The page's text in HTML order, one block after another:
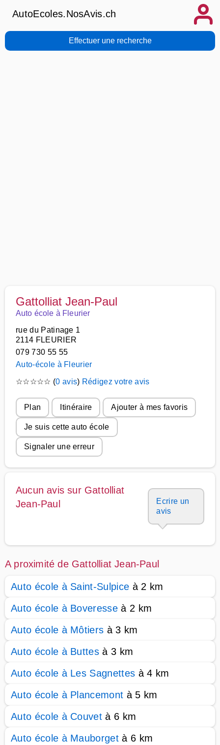
AutoEcoles.NosAvis.ch
Effectuer une recherche
Gattolliat Jean-Paul
Auto école à Fleurier
rue du Patinage 1
2114 FLEURIER
079 730 55 55
Auto-école à Fleurier
☆☆☆☆☆ (0 avis) Rédigez votre avis
Plan Itinéraire Ajouter à mes favoris
Je suis cette auto école
Signaler une erreur
Aucun avis sur Gattolliat
Jean-Paul
Ecrire un
avis
A proximité de Gattolliat Jean-Paul
Auto école à Saint-Sulpice à 2 km
Auto école à Boveresse à 2 km
Auto école à Môtiers à 3 km
Auto école à Buttes à 3 km
Auto école à Les Sagnettes à 4 km
Auto école à Plancemont à 5 km
Auto école à Couvet à 6 km
Auto école à Mauborget à 6 km